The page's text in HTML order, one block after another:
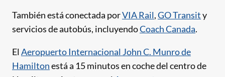
También está conectada porVIA Rail,GO Transity
servicios de autobús, incluyendoCoach Canada.
ElAeropuerto Internacional John C. Munro de
Hamiltonestá a 15 minutos en coche del centro de